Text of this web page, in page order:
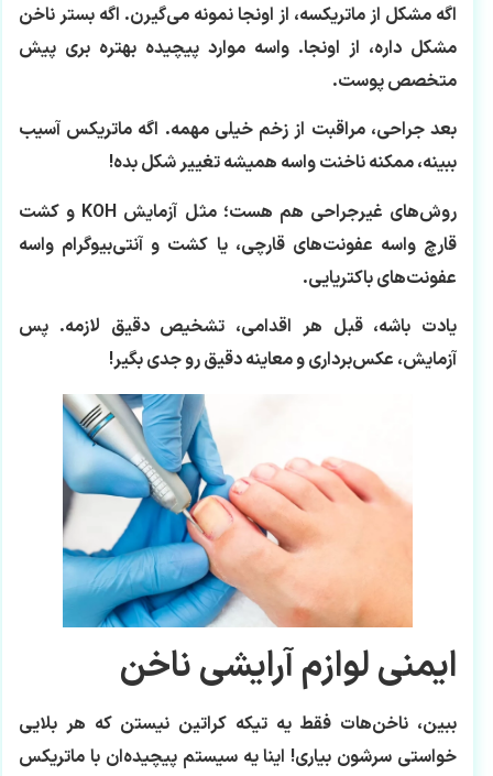
اگه مشکل از ماتریکسه، از اونجا نمونه می‌گیرن. اگه بستر ناخن
مشکل داره، از اونجا. واسه موارد پیچیده بهتره بری پیش
متخصص پوست.
بعد جراحی، مراقبت از زخم خیلی مهمه. اگه ماتریکس آسیب
ببینه، ممکنه ناخنت واسه همیشه تغییر شکل بده!
روش‌های غیرجراحی هم هست؛ مثل آزمایش KOH و کشت
قارچ واسه عفونت‌های قارچی، یا کشت و آنتی‌بیوگرام واسه
عفونت‌های باکتریایی.
یادت باشه، قبل هر اقدامی، تشخیص دقیق لازمه. پس
آزمایش، عکس‌برداری و معاینه دقیق رو جدی بگیر!
ایمنی لوازم آرایشی ناخن
ببین، ناخن‌هات فقط یه تیکه کراتین نیستن که هر بلایی
خواستی سرشون بیاری! اینا یه سیستم پیچیده‌ان با ماتریکس